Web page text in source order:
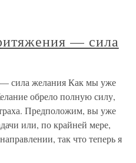
— сила
сила желания Как мы уже
обрело полную силу,
Предположим, вы уже
или, по крайней мере,
так что теперь я